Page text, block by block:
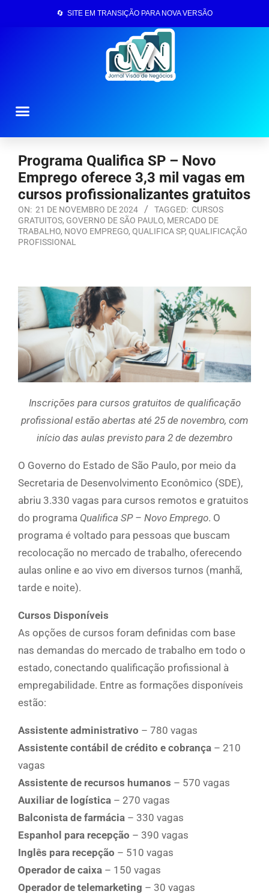
🔄 SITE EM TRANSIÇÃO PARA NOVA VERSÃO
Programa Qualifica SP – Novo
Emprego oferece 3,3 mil vagas em
cursos profissionalizantes gratuitos
ON: 21 DE NOVEMBRO DE 2024 TAGGED: CURSOS
GRATUITOS, GOVERNO DE SÃO PAULO, MERCADO DE
TRABALHO, NOVO EMPREGO, QUALIFICA SP, QUALIFICAÇÃO
PROFISSIONAL
Inscrições para cursos gratuitos de qualificação
profissional estão abertas até 25 de novembro, com
início das aulas previsto para 2 de dezembro
O Governo do Estado de São Paulo, por meio da
Secretaria de Desenvolvimento Econômico (SDE),
abriu 3.330 vagas para cursos remotos e gratuitos
do programa Qualifica SP – Novo Emprego. O
programa é voltado para pessoas que buscam
recolocação no mercado de trabalho, oferecendo
aulas online e ao vivo em diversos turnos (manhã,
tarde e noite).
Cursos Disponíveis
As opções de cursos foram definidas com base
nas demandas do mercado de trabalho em todo o
estado, conectando qualificação profissional à
empregabilidade. Entre as formações disponíveis
estão:
Assistente administrativo – 780 vagas
Assistente contábil de crédito e cobrança – 210
vagas
Assistente de recursos humanos – 570 vagas
Auxiliar de logística – 270 vagas
Balconista de farmácia – 330 vagas
Espanhol para recepção – 390 vagas
Inglês para recepção – 510 vagas
Operador de caixa – 150 vagas
Operador de telemarketing – 30 vagas